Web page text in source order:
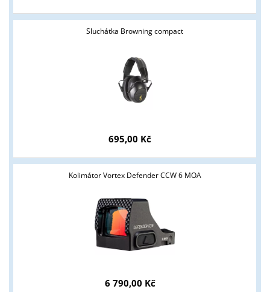
Sluchátka Browning compact
695,00 Kč
Kolimátor Vortex Defender CCW 6 MOA
6 790,00 Kč
Tyto stránky jsou určeny pouze odborné veřejnosti od 18 let a
podmínky?
ANO NE